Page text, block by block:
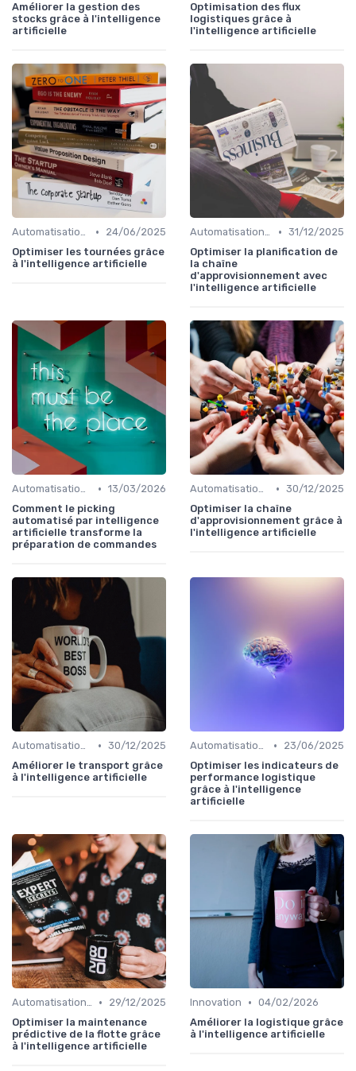
Améliorer la gestion des
stocks grâce à l'intelligence
artificielle
Optimisation des flux
logistiques grâce à
l'intelligence artificielle
Automatisation processus •
24/06/2025
Optimiser les tournées grâce
à l'intelligence artificielle
Automatisation processus • 31/12/2025
Optimiser la planification de
la chaîne
d'approvisionnement avec
l'intelligence artificielle
Automatisation processus • 13/03/2026
Comment le picking
automatisé par intelligence
artificielle transforme la
préparation de commandes
Automatisation processus • 30/12/2025
Optimiser la chaîne
d'approvisionnement grâce à
l'intelligence artificielle
Automatisation processus • 30/12/2025
Améliorer le transport grâce
à l'intelligence artificielle
Automatisation processus •
23/06/2025
Optimiser les indicateurs de
performance logistique
grâce à l'intelligence
artificielle
Automatisation processus •
29/12/2025
Optimiser la maintenance
prédictive de la flotte grâce
à l'intelligence artificielle
Innovation • 04/02/2026
Améliorer la logistique grâce
à l'intelligence artificielle